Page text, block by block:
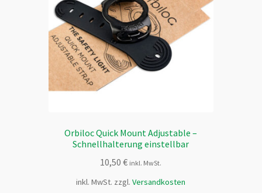
Orbiloc Quick Mount Adjustable –
Schnellhalterung einstellbar
10,50€ inkl. MwSt.
inkl. MwSt. zzgl.Versandkosten